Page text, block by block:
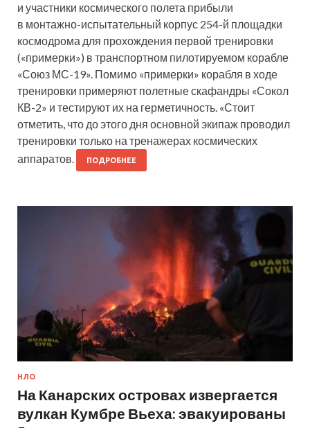
и участники космического полета прибыли
в монтажно-испытательный корпус 254-й площадки
космодрома для прохождения первой тренировки
(«примерки») в транспортном пилотируемом корабле
«Союз МС-19». Помимо «примерки» корабля в ходе
тренировки примеряют полетные скафандры «Сокол
КВ-2» и тестируют их на герметичность. «Стоит
отметить, что до этого дня основной экипаж проводил
тренировки только на тренажерах космических
аппаратов.
ПОДРОБНЕЕ
НЛО
На Канарских островах извергается
вулкан Кумбре Вьеха: эвакуированы